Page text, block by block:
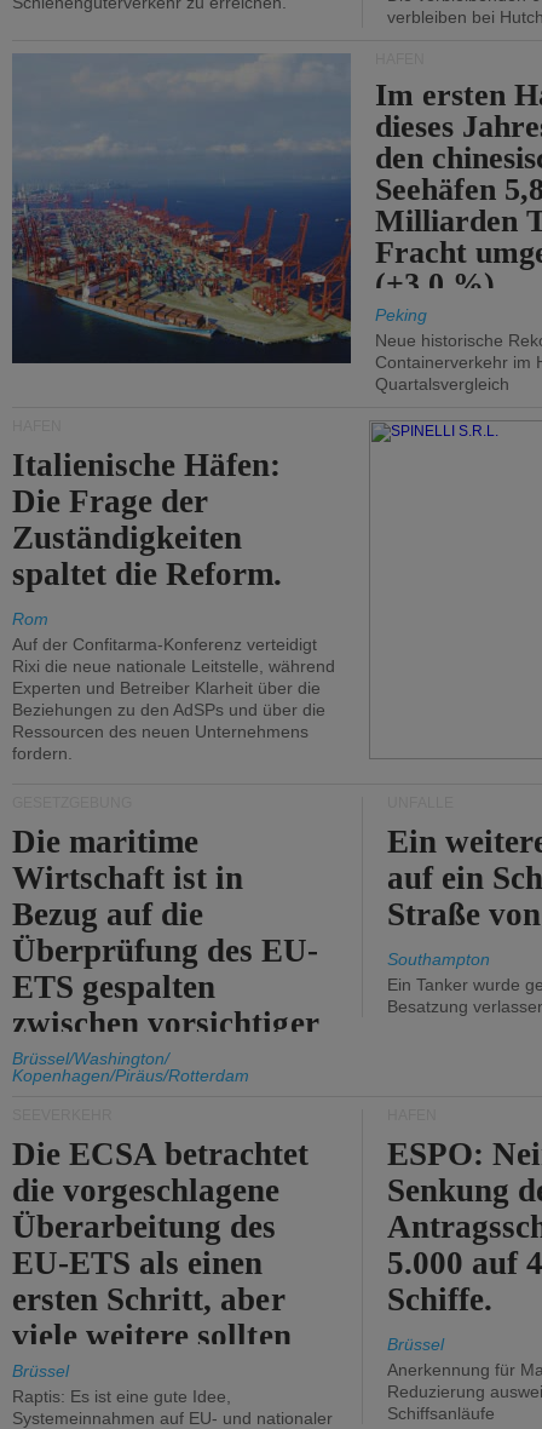
verbleiben bei
Im ersten
dieses
den
Seehäfen
Milliarden
Fracht
(+3,0 %).
Peking
Neue historische
Containerverkehr im
Quartalsvergleich
Italienische Häfen:
Die Frage der
Zuständigkeiten
spaltet die Reform.
Rom
Auf der Confitarma-Konferenz verteidigt
Rixi die neue nationale Leitstelle, während
Experten und Betreiber Klarheit über die
Beziehungen zu den AdSPs und über die
Ressourcen des neuen Unternehmens
fordern.
Die maritime
Wirtschaft ist in
Bezug auf die
Überprüfung des EU-
ETS gespalten
zwischen vorsichtiger
Unterstützung und
Kritik.
Brüssel/Washington/
Kopenhagen/Piräus/Rotterdam
Ein
auf ein
Straße
Southampton
Ein Tanker wurde
Besatzung
Die ECSA betrachtet
die vorgeschlagene
Überarbeitung des
EU-ETS als einen
ersten Schritt, aber
viele weitere sollten
folgen.
Brüssel
Raptis: Es ist eine gute Idee,
Systemeinnahmen auf EU- und nationaler
ESPO:
Senkung
5.000 auf
Schiffe.
Brüssel
Anerkennung für
Reduzierung
Schiffsanläufe